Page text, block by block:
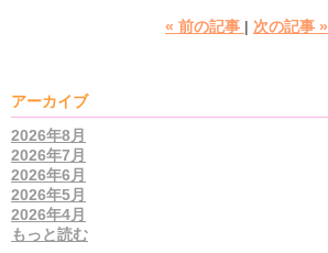
« 前の記事 次の記事 »
アーカイブ
2026年8月
2026年7月
2026年6月
2026年5月
2026年4月
もっと読む